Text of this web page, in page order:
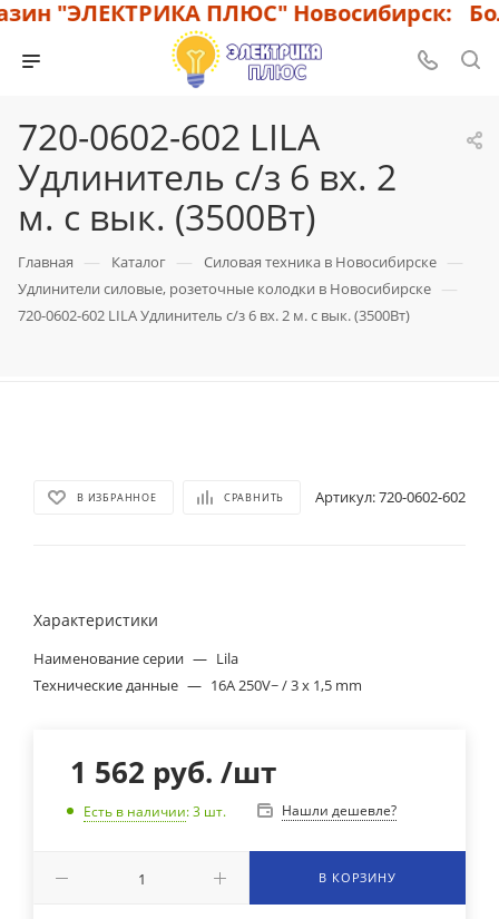
"ЭЛЕКТРИКА ПЛЮС" Новосибирск:
720-0602-602 LILA
Удлинитель с/з 6 вх. 2
м. с вык. (3500Вт)
Главная — Каталог — Силовая техника в Новосибирске —
Удлинители силовые, розеточные колодки в Новосибирске —
720-0602-602 LILA Удлинитель с/з 6 вх. 2 м. с вык. (3500Вт)
В ИЗБРАННОЕ СРАВНИТЬ Артикул:720-0602-602
Характеристики
Наименование серии — Lila
Технические данные — 16A 250V~ / 3 x 1,5 mm
1 562 руб. /шт
Есть в наличии: 3 шт. Нашли дешевле?
В КОРЗИНУ